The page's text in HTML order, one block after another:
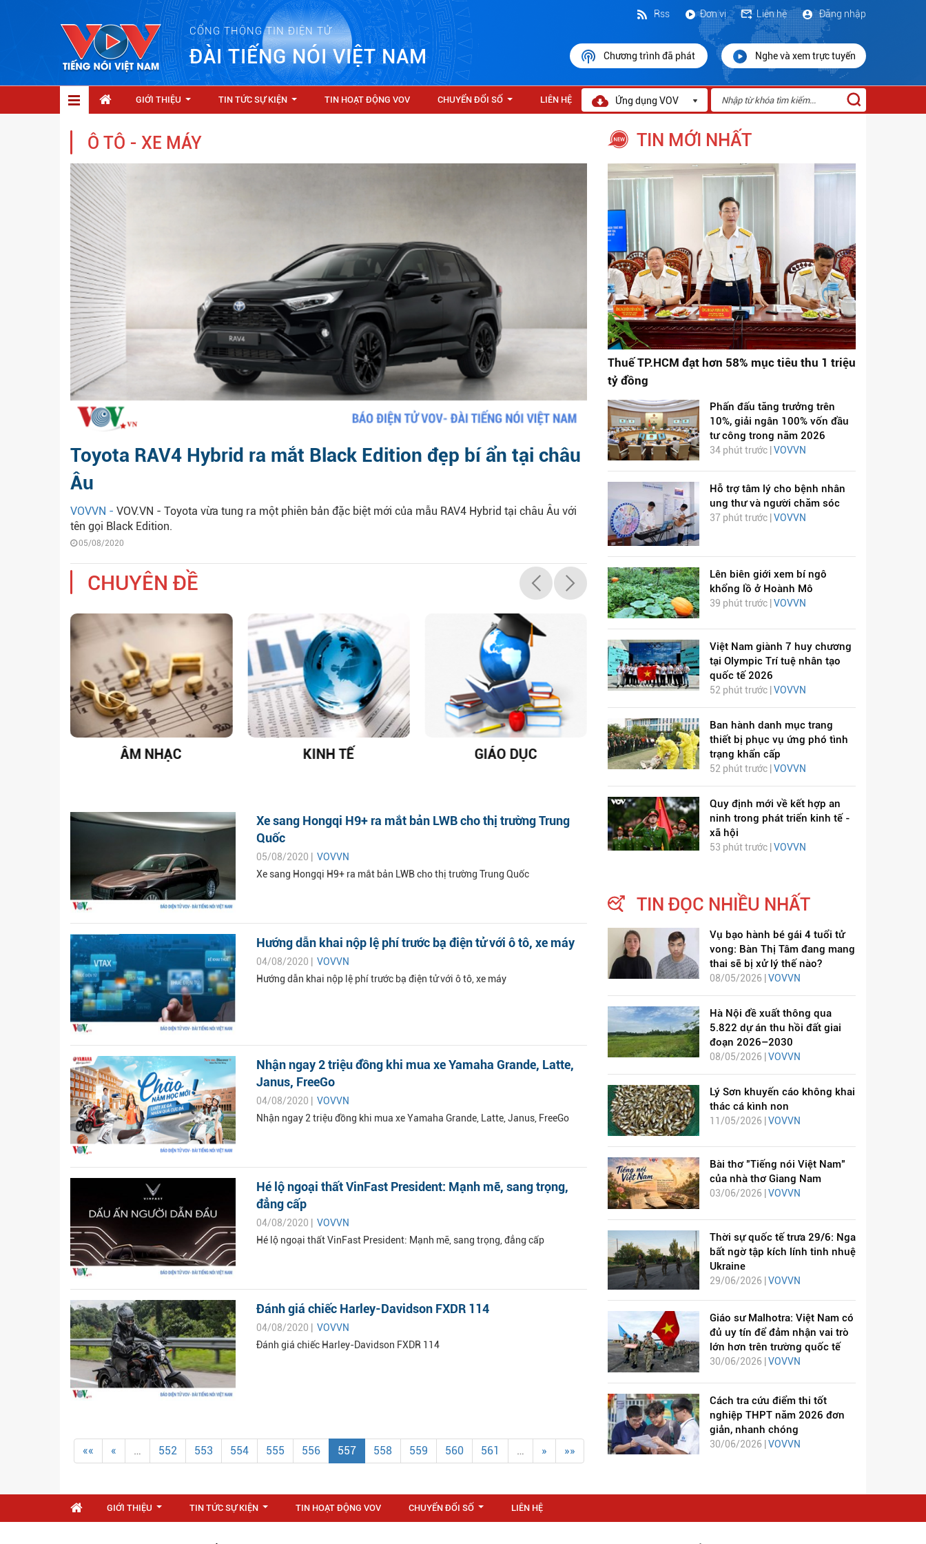
CỔNG THÔNG TIN ĐIỆN TỬ
ĐÀI TIẾNG NÓI VIỆT NAM
Đăng nhập
Liên hệ
Đơn vị
Rss
Chương trình đã phát Nghe và xem trực tuyến
GIỚI THIỆU TIN TỨC SỰ KIỆN TIN HOẠT ĐỘNG VOV CHUYỂN ĐỔI SỐ LIÊN HỆ Ứng dụng VOV
Ô TÔ - XE MÁY
Toyota RAV4 Hybrid ra mắt Black Edition đẹp bí ẩn tại châu
Âu
VOVVN - VOV.VN - Toyota vừa tung ra một phiên bản đặc biệt mới của mẫu RAV4 Hybrid tại châu Âu với
tên gọi Black Edition.
05/08/2020
CHUYÊN ĐỀ
ÂM NHẠC KINH TẾ GIÁO DỤC
DỊCH VIÊM PHỔI COVID-
19
Xe sang Hongqi H9+ ra mắt bản LWB cho thị trường Trung
Quốc
05/08/2020 | VOVVN
Xe sang Hongqi H9+ ra mắt bản LWB cho thị trường Trung Quốc
Hướng dẫn khai nộp lệ phí trước bạ điện tử với ô tô, xe máy
04/08/2020 | VOVVN
Hướng dẫn khai nộp lệ phí trước bạ điện tử với ô tô, xe máy
Nhận ngay 2 triệu đồng khi mua xe Yamaha Grande, Latte,
Janus, FreeGo
04/08/2020 | VOVVN
Nhận ngay 2 triệu đồng khi mua xe Yamaha Grande, Latte, Janus, FreeGo
Hé lộ ngoại thất VinFast President: Mạnh mẽ, sang trọng,
đẳng cấp
04/08/2020 | VOVVN
Hé lộ ngoại thất VinFast President: Mạnh mẽ, sang trọng, đẳng cấp
Đánh giá chiếc Harley-Davidson FXDR 114
04/08/2020 | VOVVN
Đánh giá chiếc Harley-Davidson FXDR 114
«« « … 552 553 554 555 556 557 558 559 560 561 … » »»
TIN MỚI NHẤT
Thuế TP.HCM đạt hơn 58% mục tiêu thu 1 triệu
tỷ đồng
Phấn đấu tăng trưởng trên
10%, giải ngân 100% vốn đầu
tư công trong năm 2026
34 phút trước | VOVVN
Hỗ trợ tâm lý cho bệnh nhân
ung thư và người chăm sóc
37 phút trước | VOVVN
Lên biên giới xem bí ngô
khổng lồ ở Hoành Mô
39 phút trước | VOVVN
Việt Nam giành 7 huy chương
tại Olympic Trí tuệ nhân tạo
quốc tế 2026
52 phút trước | VOVVN
Ban hành danh mục trang
thiết bị phục vụ ứng phó tình
trạng khẩn cấp
52 phút trước | VOVVN
Quy định mới về kết hợp an
ninh trong phát triển kinh tế -
xã hội
53 phút trước | VOVVN
TIN ĐỌC NHIỀU NHẤT
Vụ bạo hành bé gái 4 tuổi tử
vong: Bàn Thị Tâm đang mang
thai sẽ bị xử lý thế nào?
08/05/2026 | VOVVN
Hà Nội đề xuất thông qua
5.822 dự án thu hồi đất giai
đoạn 2026–2030
08/05/2026 | VOVVN
Lý Sơn khuyến cáo không khai
thác cá kình non
11/05/2026 | VOVVN
Bài thơ "Tiếng nói Việt Nam"
của nhà thơ Giang Nam
03/06/2026 | VOVVN
Thời sự quốc tế trưa 29/6: Nga
bất ngờ tập kích lính tinh nhuệ
Ukraine
29/06/2026 | VOVVN
Giáo sư Malhotra: Việt Nam có
đủ uy tín để đảm nhận vai trò
lớn hơn trên trường quốc tế
30/06/2026 | VOVVN
Cách tra cứu điểm thi tốt
nghiệp THPT năm 2026 đơn
giản, nhanh chóng
30/06/2026 |VOVVN
GIỚI THIỆU TIN TỨC SỰ KIỆN TIN HOẠT ĐỘNG VOV CHUYỂN ĐỔI SỐ LIÊN HỆ